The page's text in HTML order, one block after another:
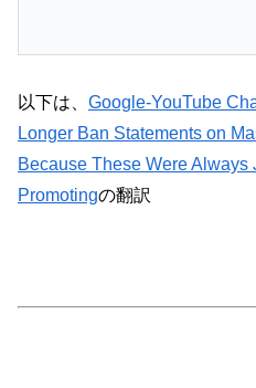
以下は、 Google-YouTube
Longer Ban Statements on
Because These Were Always
Promotingの翻訳